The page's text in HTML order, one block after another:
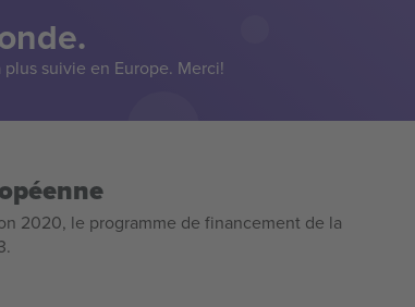
suivie en Europe. Merci!
2020, le programme de financement de la